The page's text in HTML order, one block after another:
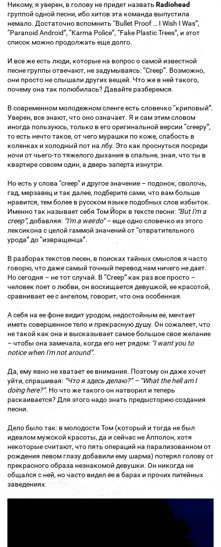
Никому, я уверен, в голову не придет назвать Radiohead
группой одной песни, ибо хитов эта команда выпустила
немало. Достаточно вспомнить “Bullet Proof … I Wish I Was”,
“Paranoid Android”, “Karma Police”, “Fake Plastic Trees”, и этот
список можно продолжать еще долго.
И все же есть люди, которые на вопрос о самой известной
песне группы отвечают, не задумываясь: “Creep”. Возможно,
они просто не слышали других вещей. Что же в ней такого,
почему она так полюбилась? Давайте разберемся.
В современном молодежном сленге есть словечко “криповый”.
Уверен, все знают, что оно означает. Я и сам этим словом
иногда пользуюсь, только в его оригинальной версии “creepy”,
то есть нечто такое, от чего мурашки по коже, слабость в
коленках и холодный пот на лбу. Это как проснуться посреди
ночи от чьего-то тяжелого дыхания в спальне, зная, что ты в
квартире совсем один, а дверь заперта изнутри.
Но есть у слова "сreep" и другое значение – подонок, сволочь,
гад, мерзавец и так далее, подберите сами, что вам больше
нравится, тем более в русском языке подобных слов избыток.
Именно так называет себя Том Йорк в тексте песни: “But I'm a
creep”, добавляя: “I'm a weirdo”– еще одно словечко из этого
лексикона с целой гаммой значений от “отвратительного
урода” до “извращенца”.
В разборах текстов песен, в поисках тайных смыслов я часто
говорю, что даже самый точный перевод нам ничего не дает.
Но сегодня – не тот случай. В “Creep” как раз все просто –
человек поет о любви, он восхищается девушкой, ее красотой,
сравнивает ее с ангелом, говорит, что она особенная.
А себя на ее фоне видит уродом, недостойным ее, мечтает
иметь совершенное тело и прекрасную душу. Он сожалеет, что
не такой как она и высказывает самое большое свое желание
– чтобы она замечала, когда его нет рядом: “I want you to
notice when I'm not around”.
Да, ему явно не хватает ее внимания. Поэтому он даже хочет
уйти, спрашивая: “Что я здесь делаю?” – “What the hell am I
doing here?”. Но что же такого он натворил и теперь
раскаивается? Для этого надо знать предысторию создания
песни.
Дело было так: в молодости Том (который и тогда не был
идеалом мужской красоты, да и сейчас не Апполон, хотя
некоторые считают, что пять операций на парализованном от
рождения левом глазу добавили ему шарма) потерял голову от
прекрасного образа незнакомой девушки. Он никогда не
общался с ней, но часто видел ее в барах и прочих питейных
заведениях.